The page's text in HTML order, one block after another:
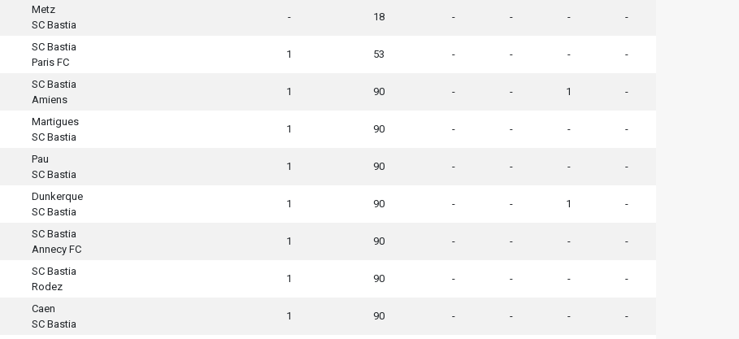
Metz
SC Bastia
- 18 - - - -
SC Bastia
Paris FC
1 53 - - - -
SC Bastia
Amiens
1 90 - - 1 -
Martigues
SC Bastia
1 90 - - - -
Pau
SC Bastia
1 90 - - - -
Dunkerque
SC Bastia
1 90 - - 1 -
SC Bastia
Annecy FC
1 90 - - - -
SC Bastia
Rodez
1 90 - - - -
Caen
SC Bastia
1 90 - - - -